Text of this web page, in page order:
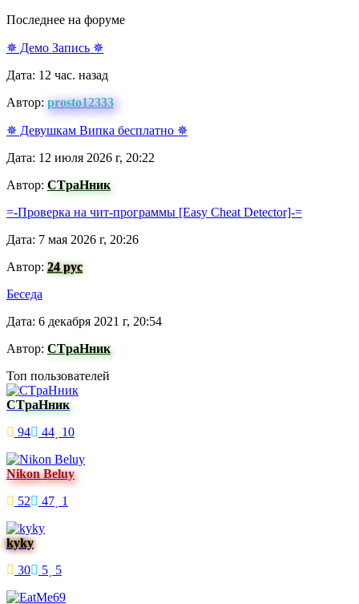
Последнее на форуме
✵ Демо Запись ✵
Дата: 12 час. назад
Автор: prosto12333
✵ Девушкам Випка бесплатно ✵
Дата: 12 июля 2026 г, 20:22
Автор: CTpaНник
=-Проверка на чит-программы [Easy Cheat Detector]-=
Дата: 7 мая 2026 г, 20:26
Автор: 24 рус
Беседа
Дата: 6 декабря 2021 г, 20:54
Автор: CTpaНник
Топ пользователей
CTpaНник
94
44 10
Nikon Beluy
52
47 1
kyky
30
5 5